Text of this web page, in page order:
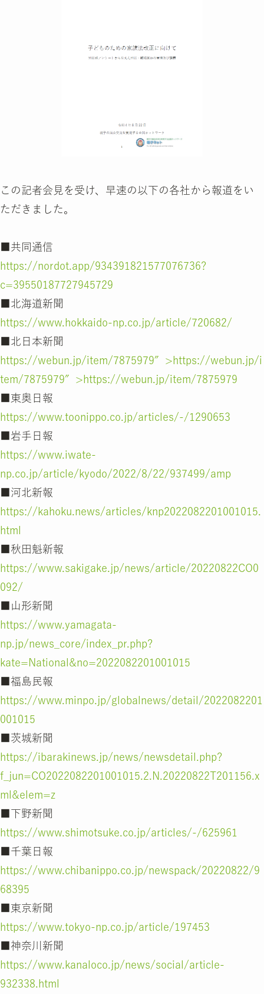
この記者会見を受け、早速の以下の各社から報道をい
ただきました。
■共同通信
https://nordot.app/934391821577076736?
c=39550187727945729
■北海道新聞
https://www.hokkaido-np.co.jp/article/720682/
■北日本新聞
https://webun.jp/item/7875979″>https://webun.jp/i
tem/7875979″>https://webun.jp/item/7875979
■東奥日報
https://www.toonippo.co.jp/articles/-/1290653
■岩手日報
https://www.iwate-
np.co.jp/article/kyodo/2022/8/22/937499/amp
■河北新報
https://kahoku.news/articles/knp2022082201001015.
html
■秋田魁新報
https://www.sakigake.jp/news/article/20220822CO0
092/
■山形新聞
https://www.yamagata-
np.jp/news_core/index_pr.php?
kate=National&no=2022082201001015
■福島民報
https://www.minpo.jp/globalnews/detail/2022082201
001015
■茨城新聞
https://ibarakinews.jp/news/newsdetail.php?
f_jun=CO2022082201001015.2.N.20220822T201156.x
ml&elem=z
■下野新聞
https://www.shimotsuke.co.jp/articles/-/625961
■千葉日報
https://www.chibanippo.co.jp/newspack/20220822/9
68395
■東京新聞
https://www.tokyo-np.co.jp/article/197453
■神奈川新聞
https://www.kanaloco.jp/news/social/article-
932338.html